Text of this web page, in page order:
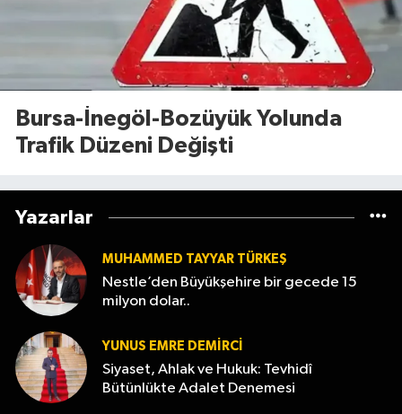
Bursa-İnegöl-Bozüyük Yolunda
Trafik Düzeni Değişti
Yazarlar
MUHAMMED TAYYAR TÜRKEŞ
Nestle’den Büyükşehire bir gecede 15
milyon dolar..
YUNUS EMRE DEMIRCI
Siyaset, Ahlak ve Hukuk: Tevhidî
Bütünlükte Adalet Denemesi